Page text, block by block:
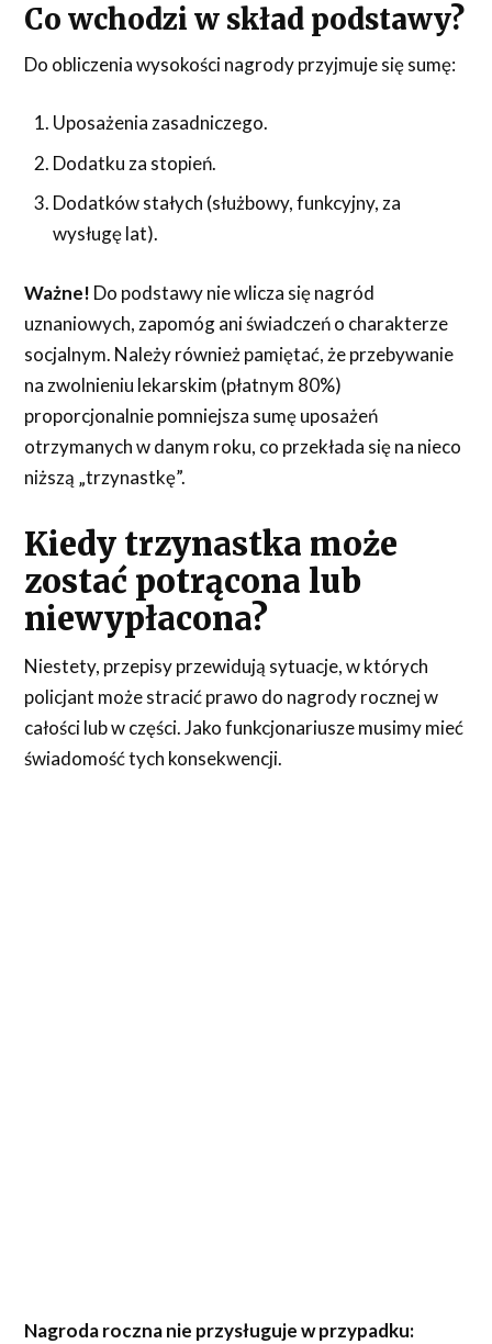
Co wchodzi w skład podstawy?
Do obliczenia wysokości nagrody przyjmuje się sumę:
Uposażenia zasadniczego.
Dodatku za stopień.
Dodatków stałych (służbowy, funkcyjny, za
wysługę lat).
Ważne! Do podstawy nie wlicza się nagród
uznaniowych, zapomóg ani świadczeń o charakterze
socjalnym. Należy również pamiętać, że przebywanie
na zwolnieniu lekarskim (płatnym 80%)
proporcjonalnie pomniejsza sumę uposażeń
otrzymanych w danym roku, co przekłada się na nieco
niższą „trzynastkę”.
Kiedy trzynastka może
zostać potrącona lub
niewypłacona?
Niestety, przepisy przewidują sytuacje, w których
policjant może stracić prawo do nagrody rocznej w
całości lub w części. Jako funkcjonariusze musimy mieć
świadomość tych konsekwencji.
Nagroda roczna nie przysługuje w przypadku: